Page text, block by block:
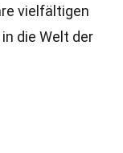
vielfältigen
die Welt der